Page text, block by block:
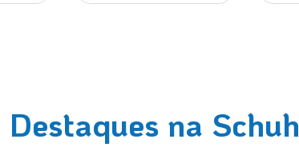
Destaques na Schuh